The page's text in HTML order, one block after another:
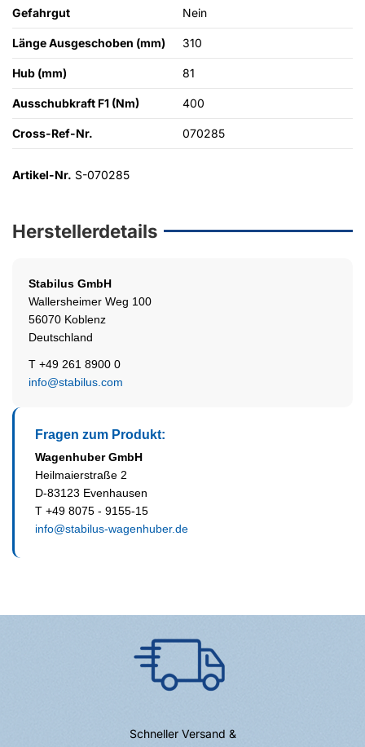
Gefahrgut Nein
Länge Ausgeschoben (mm) 310
Hub (mm) 81
Ausschubkraft F1 (Nm) 400
Cross-Ref-Nr. 070285
Artikel-Nr. S-070285
Herstellerdetails
Stabilus GmbH
Wallersheimer Weg 100
56070 Koblenz
Deutschland
T +49 261 8900 0
info@stabilus.com
Fragen zum Produkt:
Wagenhuber GmbH
Heilmaierstraße 2
D-83123 Evenhausen
T +49 8075 - 9155-15
info@stabilus-wagenhuber.de
Schneller Versand &